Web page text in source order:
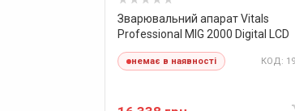
Зварювальний апарат Vitals
Professional MIG 2000 Digital LCD
немає в наявності КОД: